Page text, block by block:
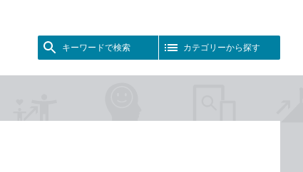
キーワードで検索 カテゴリーから探す